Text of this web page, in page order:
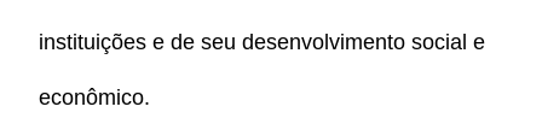
instituições e de seu desenvolvimento social e
econômico.